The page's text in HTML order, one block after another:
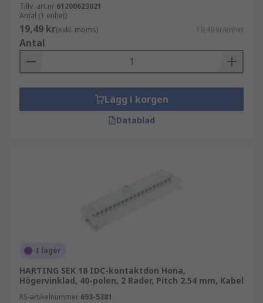
Tillv. art.nr 61200623021
Antal (1 enhet)
19,49 kr(exkl. moms) 19,49 kr/enhet
Antal
Lägg i korgen
Datablad
I lager
HARTING SEK 18 IDC-kontaktdon Hona,
Högervinklad, 40-polen, 2 Rader, Pitch 2.54 mm, Kabel
RS-artikelnummer 693-5381